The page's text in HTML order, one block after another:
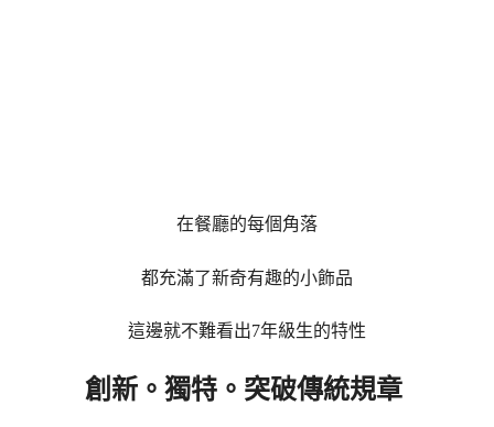
在餐廳的每個角落
都充滿了新奇有趣的小飾品
這邊就不難看出7年級生的特性
創新。獨特。突破傳統規章